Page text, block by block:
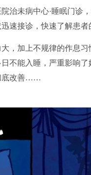
未病中心·睡眠门诊
速接诊，快速了解患者
加上不规律的作息习
不能入睡，严重影响
底改善……